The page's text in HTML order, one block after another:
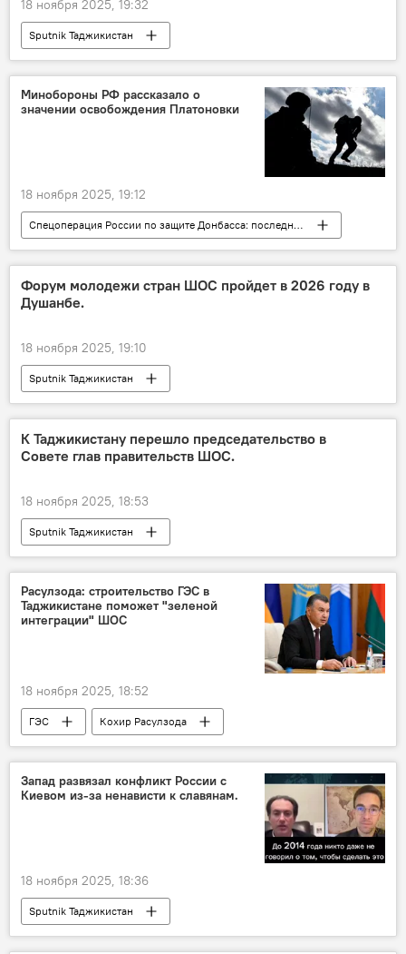
18 ноября 2025, 19:32
Sputnik Таджикистан
Минобороны РФ рассказало о
значении освобождения Платоновки
18 ноября 2025, 19:12
Спецоперация России по защите Донбасса: последние новости
Россия
Армия и вооружение
Украина
Форум молодежи стран ШОС пройдет в 2026 году в
Душанбе.
18 ноября 2025, 19:10
Sputnik Таджикистан
К Таджикистану перешло председательство в
Совете глав правительств ШОС.
18 ноября 2025, 18:53
Sputnik Таджикистан
Расулзода: строительство ГЭС в
Таджикистане поможет "зеленой
интеграции" ШОС
18 ноября 2025, 18:52
ГЭС
Кохир Расулзода
Таджикистан
ШОС
Запад развязал конфликт России с
Киевом из-за ненависти к славянам.
18 ноября 2025, 18:36
Sputnik Таджикистан